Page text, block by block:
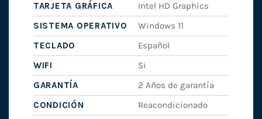
TARJETA GRÁFICA
Intel HD Graphics
SISTEMA OPERATIVO
Windows 11
TECLADO
Español
WIFI
Si
GARANTÍA
2 Años de garantía
CONDICIÓN
Reacondicionado